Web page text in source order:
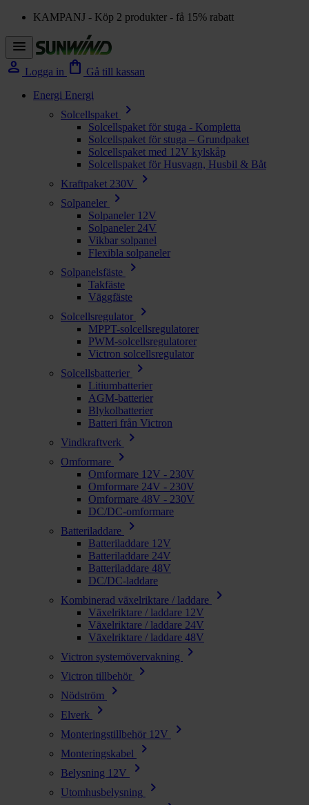
KAMPANJ - Köp 2 produkter - få 15% rabatt
menu
person Logga in shopping_bag Gå till kassan
Energi Energi
Solcellspaket
chevron_right
Solcellspaket för stuga - Kompletta
Solcellspaket för stuga – Grundpaket
Solcellspaket med 12V kylskåp
Solcellspaket för Husvagn, Husbil & Båt
Kraftpaket 230V
chevron_right
Solpaneler chevron_right
Solpaneler 12V
Solpaneler 24V
Vikbar solpanel
Flexibla solpaneler
Solpanelsfäste
chevron_right
Takfäste
Väggfäste
Solcellsregulator
chevron_right
MPPT-solcellsregulatorer
PWM-solcellsregulatorer
Victron solcellsregulator
Solcellsbatterier
chevron_right
Litiumbatterier
AGM-batterier
Blykolbatterier
Batteri från Victron
Vindkraftverk
chevron_right
Omformare chevron_right
Omformare 12V - 230V
Omformare 24V - 230V
Omformare 48V - 230V
DC/DC-omformare
Batteriladdare
chevron_right
Batteriladdare 12V
Batteriladdare 24V
Batteriladdare 48V
DC/DC-laddare
Kombinerad växelriktare / laddare
chevron_right
Växelriktare / laddare 12V
Växelriktare / laddare 24V
Växelriktare / laddare 48V
Victron systemövervakning
chevron_right
Victron tillbehör chevron_right
Nödström chevron_right
Elverk chevron_right
Monteringstillbehör 12V chevron_right
Monteringskabel chevron_right
Belysning 12V chevron_right
Utomhusbelysning chevron_right